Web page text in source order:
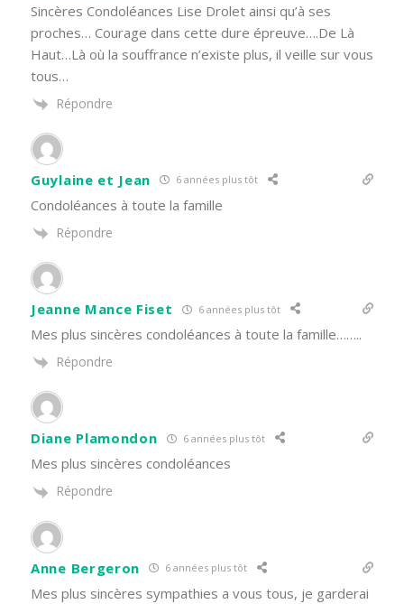
Sincères Condoléances Lise Drolet ainsi qu’à ses
proches… Courage dans cette dure épreuve….De Là
Haut…Là où la souffrance n’existe plus, il veille sur vous
tous…
Répondre
Guylaine et Jean 6 années plus tôt
Condoléances à toute la famille
Répondre
Jeanne Mance Fiset 6 années plus tôt
Mes plus sincères condoléances à toute la famille……..
Répondre
Diane Plamondon 6 années plus tôt
Mes plus sincères condoléances
Répondre
Anne Bergeron 6 années plus tôt
Mes plus sincères sympathies a vous tous, je garderai